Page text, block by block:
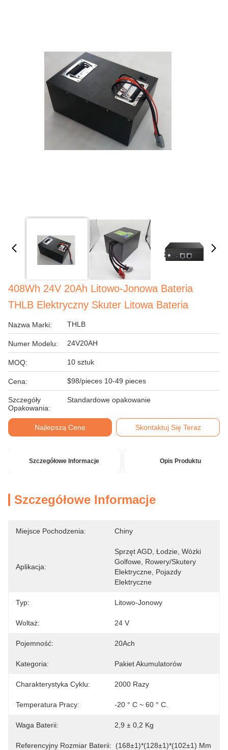
408Wh 24V 20Ah Litowo-Jonowa Bateria
THLB Elektryczny Skuter Litowa Bateria
Nazwa Marki: THLB
Numer Modelu: 24V20AH
MOQ: 10 sztuk
Cena: $98/pieces 10-49 pieces
Szczegóły
Opakowania:
Standardowe opakowanie
Najlepszą Cenę Skontaktuj Się Teraz
Szczegółowe Informacje Opis Produktu
Szczegółowe Informacje
Miejsce Pochodzenia: Chiny
Aplikacja:
Sprzęt AGD, Łodzie, Wózki
Golfowe, Rowery/skutery
Elektryczne, Pojazdy
Elektryczne
Typ: Litowo-Jonowy
Woltaż: 24 V
Pojemność: 20Ach
Kategoria: Pakiet Akumulatorów
Charakterystyka Cyklu: 2000 Razy
Temperatura Pracy: -20 ° C ~ 60 ° C.
Waga Baterii: 2,9 ± 0,2 Kg
Referencyjny Rozmiar Baterii: (168±1)*(128±1)*(102±1) Mm